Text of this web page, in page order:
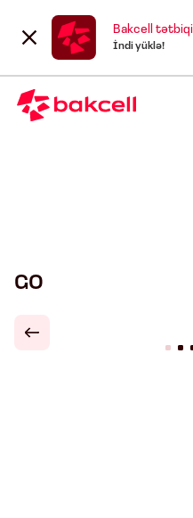
Bakcell tətbiqi
İndi yüklə!
GO